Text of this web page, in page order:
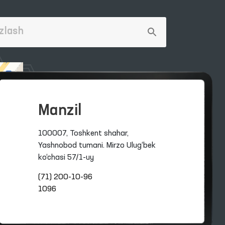
Manzil
100007, Toshkent shahar,
Yashnobod tumani. Mirzo Ulug‘bek
ko‘chasi 57/1-uy
(71) 200-10-96
1096